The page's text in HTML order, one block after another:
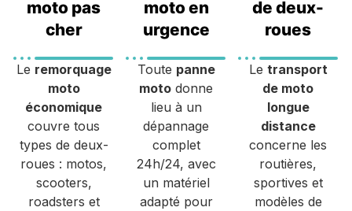
moto pas
cher
Le remorquage
moto
économique
couvre tous
types de deux-
roues : motos,
scooters,
roadsters et
moto en
urgence
Toute panne
moto donne
lieu à un
dépannage
complet
24h/24, avec
un matériel
adapté pour
de deux-
roues
Le transport
de moto
longue
distance
concerne les
routières,
sportives et
modèles de